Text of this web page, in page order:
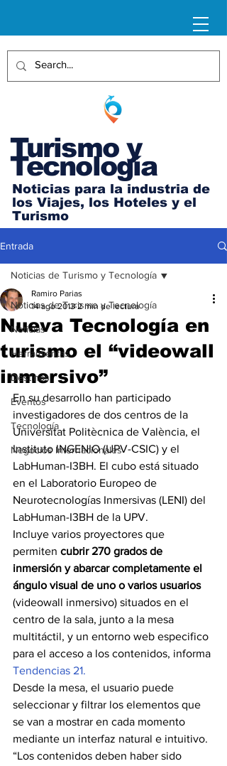
Turismo y
Tecnología
Noticias para la industria de
los Viajes, los Hoteles y el
Turismo
Entrada
Noticias de Turismo y Tecnología
Noticias
Herramientas
Destinos
Eventos
Tecnología
Negocios Internacionales
Noticias de Turismo y Tecnología
Nueva Tecnología en
turismo el “videowall
inmersivo”
Ramiro Parias
14 ago 2013 2 min de lectura
En su desarrollo han participado
investigadores de dos centros de la
Universitat Politècnica de València, el
Instituto INGENIO (UPV-CSIC) y el
LabHuman-I3BH. El cubo está situado
en el Laboratorio Europeo de
Neurotecnologías Inmersivas (LENI) del
LabHuman-I3BH de la UPV.
Incluye varios proyectores que
permiten cubrir 270 grados de
inmersión y abarcar completamente el
ángulo visual de uno o varios usuarios
(videowall inmersivo) situados en el
centro de la sala, junto a la mesa
multitáctil, y un entorno web especifico
para el acceso a los contenidos, informa
Tendencias 21.
Desde la mesa, el usuario puede
seleccionar y filtrar los elementos que
se van a mostrar en cada momento
mediante un interfaz natural e intuitivo.
“Los contenidos deben haber sido